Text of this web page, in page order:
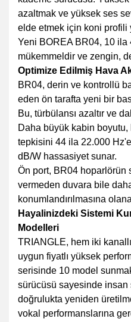
azaltmak ve yüksek ses
elde etmek için koni profili
Yeni BOREA BR04, 10 ila
mükemmeldir ve zengin,
Optimize Edilmiş Hava
BR04, derin ve kontrollü
eden ön tarafta yeni bir
Bu, türbülansı azaltır ve
Daha büyük kabin boyutu,
tepkisini 44 ila 22.000
dB/W hassasiyet sunar.
Ön port, BR04 hoparlörün
vermeden duvara bile
konumlandırılmasına
Hayalinizdeki Sistemi
Modelleri
TRIANGLE, hem iki
uygun fiyatlı yüksek
serisinde 10 model
sürücüsü sayesinde insan
doğrulukta yeniden
vokal performanslarına